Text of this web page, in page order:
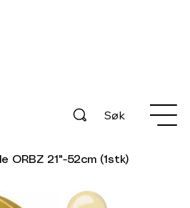
Søk
ORBZ 21"-52cm (1stk)